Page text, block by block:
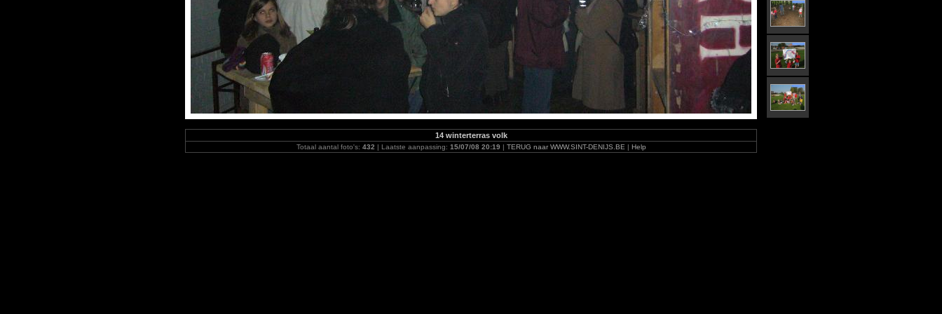
14 winterterras volk
Totaal aantal foto's: 432 | Laatste aanpassing: 15/07/08 20:19 | TERUG naar WWW.SINT-DENIJS.BE | Help